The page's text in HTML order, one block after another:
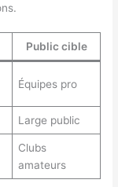
Public cible
Équipes pro
Large public
Clubs
amateurs